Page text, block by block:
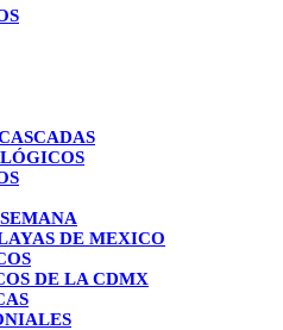
DE MEXICO
DE LA CDMX